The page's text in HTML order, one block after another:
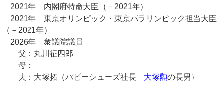
2021年 内閣府特命大臣（－2021年）
2021年 東京オリンピック・東京パラリンピック担当大臣
（－2021年）
2026年 衆議院議員
父：丸川征四郎
母：
夫：大塚拓（パピーシューズ社長 大塚勲の長男）